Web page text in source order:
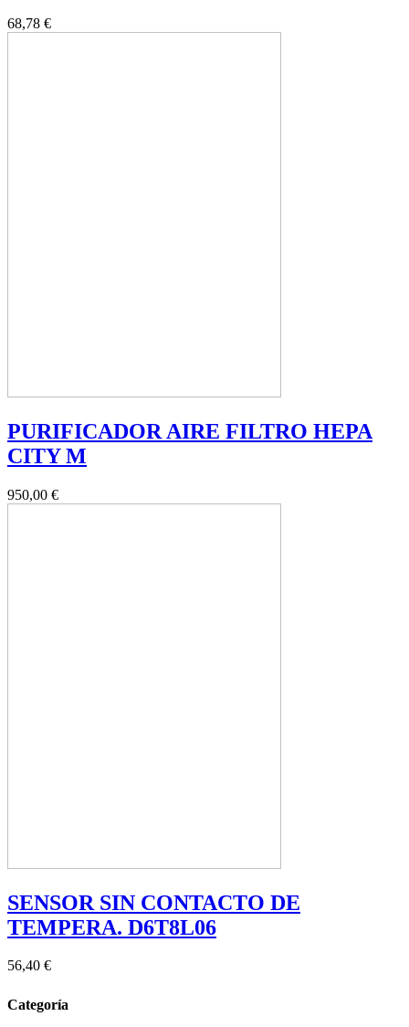
68,78 €
PURIFICADOR AIRE FILTRO HEPA
CITY M
950,00 €
SENSOR SIN CONTACTO DE
TEMPERA. D6T8L06
56,40 €
Categoría